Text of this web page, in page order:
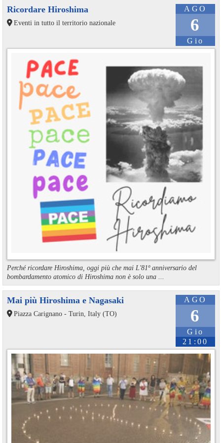
AGO
6
Gio
Ricordare Hiroshima
Eventi in tutto il territorio nazionale
Perché ricordare Hiroshima, oggi più che mai L'81º anniversario del
bombardamento atomico di Hiroshima non è solo una ...
AGO
6
Gio
21:00
Mai più Hiroshima e Nagasaki
Piazza Carignano - Turin, Italy (TO)